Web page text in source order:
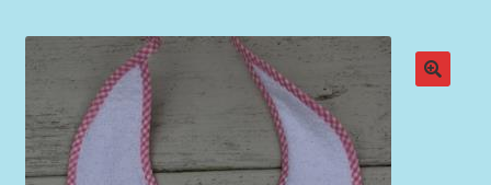
Voorwaarden